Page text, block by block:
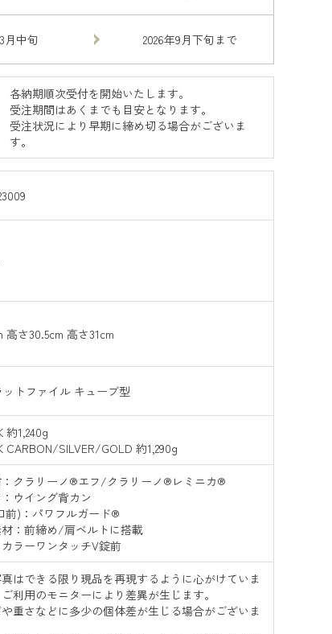
月中旬 2026年9月下旬まで
各納期順次受付を開始いたします。
受注期間はあくまでも目安となります。
受注状況により早期に締め切る場合がございま
す。
高さ30.5cm 高さ31cm
ットファイル キューブ型
約1,240g
CARBON/SILVER/GOLD 約1,290g
：クラリーノ®エフ/クラリーノ®レミニカ®
ウイング背カン
前)：パワフルガード®
：前締め/肩ベルトに搭載
ラーワンタッチV錠前
はできる限り現品を再現するように心がけていま
利用のモニターにより差異が生じます。
重さなどに多少の個体差が生じる場合がございま